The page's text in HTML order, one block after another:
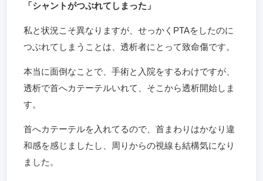
「シャントがつぶれてしまった」
私と状況こそ異なりますが、せっかくPTAをしたのに
つぶれてしまうことは、透析者にとって致命傷です。
本当に面倒なことで、手術と入院をするわけですが、
透析で首へカテーテルいれて、そこから透析開始しま
す。
首へカテーテルを入れてるので、首まわりはかなり違
和感を感じましたし、周りからの視線も結構気になり
ました。